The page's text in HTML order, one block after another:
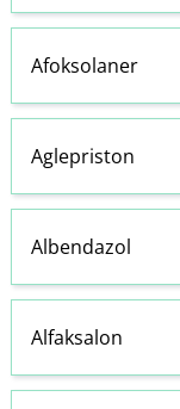
Afoksolaner
Aglepriston
Albendazol
Alfaksalon